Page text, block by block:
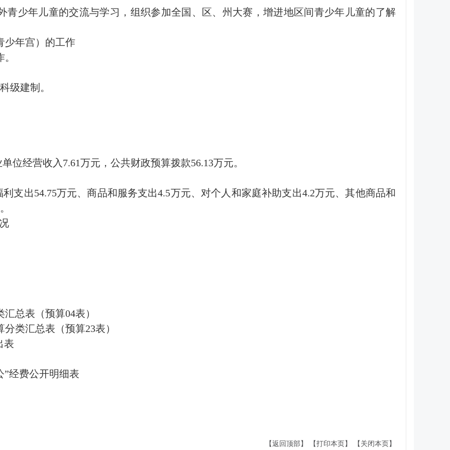
青少年儿童的交流与学习，组织参加全国、区、州大赛，增进地区间青少年儿童的了解
少年宫）的工作
级建制。
位经营收入7.61万元，公共财政预算拨款56.13万元。
支出54.75万元、商品和服务支出4.5万元、对个人和家庭补助支出4.2万元、其他商品和
总表（预算04表）
类汇总表（预算23表）
表
”经费公开明细表
【返回顶部】 【打印本页】 【关闭本页】